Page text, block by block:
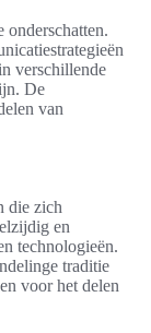
verschillende
De
van
die zich
en
technologieën.
traditie
voor het delen